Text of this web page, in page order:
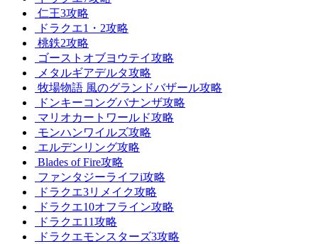
仁王3攻略
ドラクエ1・2攻略
桃鉄2攻略
ゴーストオブヨウテイ攻略
メタルギアデルタ攻略
牧場物語 風のグランドバザール攻略
ドンキーコングバナンザ攻略
マリオカートワールド攻略
モンハンワイルズ攻略
エルデンリング攻略
Blades of Fire攻略
ファンタジーライフi攻略
ドラクエ3リメイク攻略
ドラクエ10オフライン攻略
ドラクエ11攻略
ドラクエモンスターズ3攻略